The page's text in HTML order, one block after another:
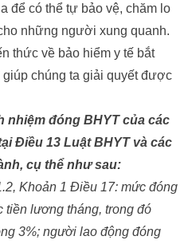
để có thể tự bảo vệ, chăm lo
những người xung quanh.
thức về bảo hiểm y tế bắt
chúng ta giải quyết được
nhiệm đóng BHYT của các
Điều 13 Luật BHYT và các
cụ thể như sau:
Khoản 1 Điều 17: mức đóng
tiền lương tháng, trong đó
3%; người lao động đóng